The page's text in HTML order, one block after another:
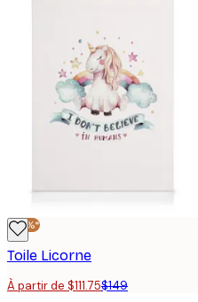
-25%*
Toile Licorne
À partir de $111.75$149